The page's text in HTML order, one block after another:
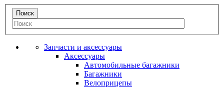
Запчасти и аксессуары
Аксессуары
Автомобильные багажники
Багажники
Велоприцепы